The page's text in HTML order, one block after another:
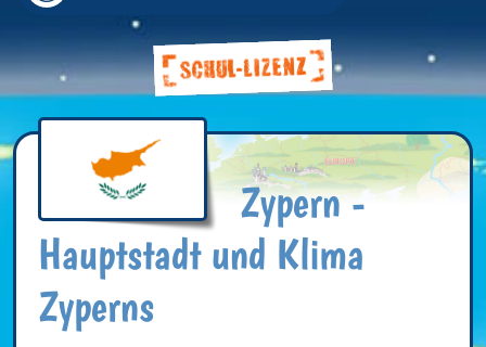
Zypern -
Hauptstadt und Klima
Zyperns